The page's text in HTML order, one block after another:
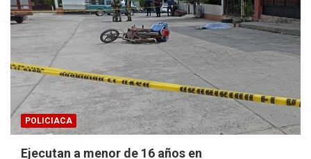
POLICIACA
Ejecutan a menor de 16 años en